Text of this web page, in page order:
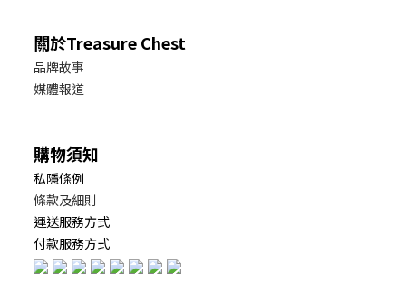
關於Treasure Chest
品牌故事
媒體報道
購物須知
私隱條例
條款及細則
運送服務方式
付款服務方式